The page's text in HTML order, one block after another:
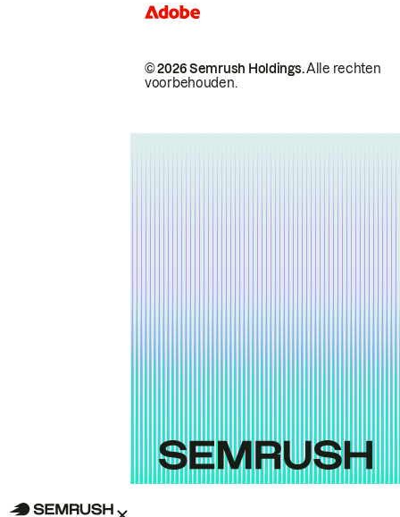
© 2026 Semrush Holdings.Alle rechten
voorbehouden.